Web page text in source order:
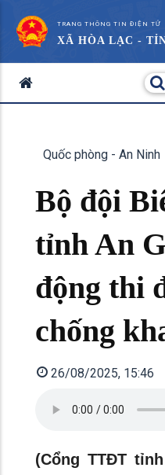
TRANG THÔNG TIN ĐIỆN TỬ
XÃ HÒA LẠC -
Quốc phòng - An Ninh
Bộ đội
tỉnh An
động thi
chống
26/08/2025, 15:46
(Cổng TTĐT